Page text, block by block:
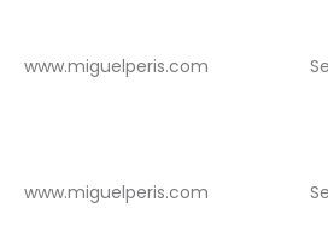
www.miguelperis.com
www.miguelperis.com